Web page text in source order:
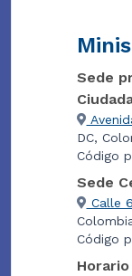
Sede
DC,
Código
Sede
Calle
Código